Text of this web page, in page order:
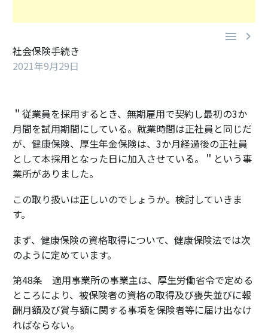
 
社会保険手続き
2021年9月29日
＂従業員を採用するとき、無期雇用で契約し最初の3か
月間を試用期間にしている。就業時間は正社員と同じだ
が、健康保険、厚生年金保険は、3か月経過後の正社員
として本採用となった日に加入させている。＂という事
業所がありました。
この取り扱いは正しいのでしょうか。検討していきま
す。
まず、健康保険の資格取得について、健康保険法では次
のように定めています。
第48条 適用事業所の事業主は、厚生労働省令で定める
ところにより、被保険者の資格の取得及び喪失並びに報
酬月額及び賞与額に関する事項を保険者等に届け出なけ
ればならない。